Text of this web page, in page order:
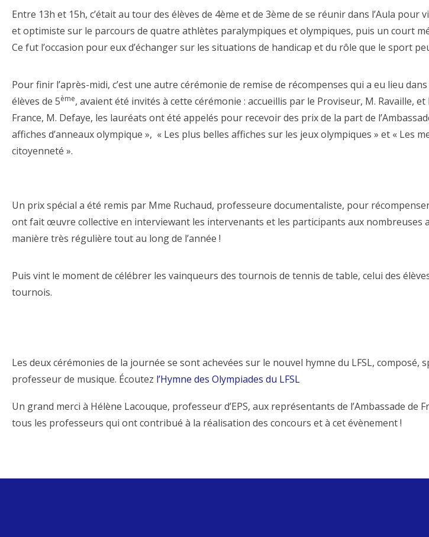
Entre 13h et 15h, c’était au tour des élèves de 4ème et de 3ème de se réunir dans l’Aula
et optimiste sur le parcours de quatre athlètes paralympiques et olympiques, puis un court
Ce fut l’occasion pour eux d’échanger sur les situations de handicap et du rôle que le sport
Pour finir l’après-midi, c’est une autre cérémonie de remise de récompenses qui a eu lieu
élèves de 5ème, avaient été invités à cette cérémonie : accueillis par le Proviseur, M. Ravaille,
France, M. Defaye, les lauréats ont été appelés pour recevoir des prix de la part de
affiches d’anneaux olympique », « Les plus belles affiches sur les jeux olympiques » et « Les
citoyenneté ».
Un prix spécial a été remis par Mme Ruchaud, professeure documentaliste, pour
ont fait œuvre collective en interviewant les intervenants et les participants aux nombreuses
manière très régulière tout au long de l’année !
Puis vint le moment de célébrer les vainqueurs des tournois de tennis de table, celui des
tournois.
Les deux cérémonies de la journée se sont achevées sur le nouvel hymne du LFSL, composé,
professeur de musique. Écoutez l’Hymne des Olympiades du LFSL
Un grand merci à Hélène Lacouque, professeur d’EPS, aux représentants de l’Ambassade de
tous les professeurs qui ont contribué à la réalisation des concours et à cet évènement !